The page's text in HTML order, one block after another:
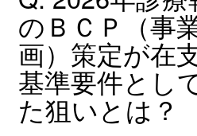
のＢＣＰ（事
画）策定が在
基準要件とし
た狙いとは？